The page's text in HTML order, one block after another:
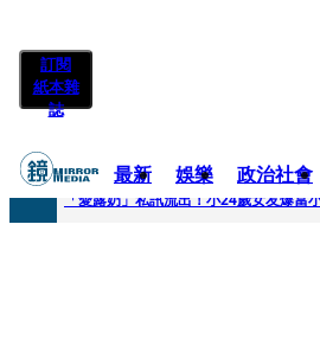
訂閱
紙本雜
誌
最新 娛樂 政治社會
快訊